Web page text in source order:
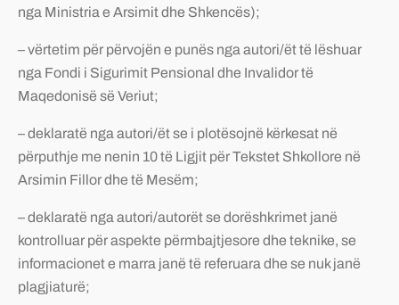
nga Ministria e Arsimit dhe Shkencës);
– vërtetim për përvojën e punës nga autori/ët të lëshuar
nga Fondi i Sigurimit Pensional dhe Invalidor të
Maqedonisë së Veriut;
– deklaratë nga autori/ët se i plotësojnë kërkesat në
përputhje me nenin 10 të Ligjit për Tekstet Shkollore në
Arsimin Fillor dhe të Mesëm;
– deklaratë nga autori/autorët se dorëshkrimet janë
kontrolluar për aspekte përmbajtjesore dhe teknike, se
informacionet e marra janë të referuara dhe se nuk janë
plagjiaturë;